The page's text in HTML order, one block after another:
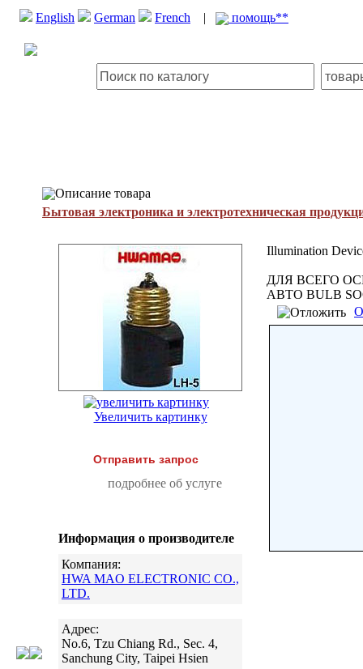
English German French | помощь**
Описание товара
Бытовая электроника и электротехническая
Увеличить картинку
Отправить запрос
подробнее об услуге
Информация о производителе
Компания:
HWA MAO ELECTRONIC CO.,
LTD.
Адрес:
No.6, Tzu Chiang Rd., Sec. 4,
Sanchung City, Taipei Hsien
Illumination
ДЛЯ ВСЕГО
АВТО BULB